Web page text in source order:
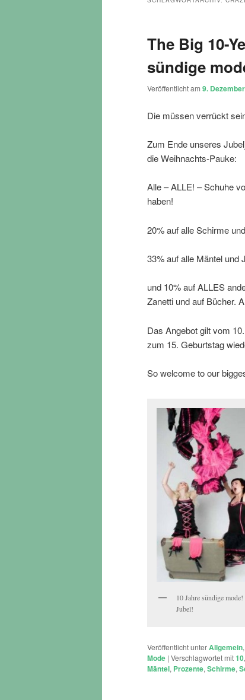
The Big 10-
sündige
Veröffentlicht am 9.
Die müssen verrückt
Zum Ende unseres
die Weihnachts-Pauke:
Alle – ALLE! – Schuhe
haben!
20% auf alle Schirme
33% auf alle Mäntel und
und 10% auf ALLES
Zanetti und auf Bücher.
Das Angebot gilt vom
zum 15. Geburtstag
So welcome to our
10 Jahre sündige
Jubel!
Veröffentlicht unterAllgemein,
Mode | Verschlagwortet mit10,
Mäntel, Prozente, Schirme,